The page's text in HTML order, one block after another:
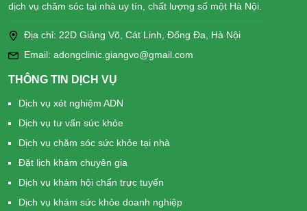
dịch vụ chăm sóc tại nhà uy tín, chất lượng số một Hà Nội.
Địa chỉ: 22D Giảng Võ, Cát Linh, Đống Đa, Hà Nội
Email: adongclinic.giangvo@gmail.com
THÔNG TIN DỊCH VỤ
Dịch vụ xét nghiệm ADN
Dịch vụ tư vấn sức khỏe
Dịch vụ chăm sóc sức khỏe tại nhà
Đặt lịch khám chuyên gia
Dịch vụ khám hội chẩn trực tuyến
Dịch vụ khám sức khỏe doanh nghiệp